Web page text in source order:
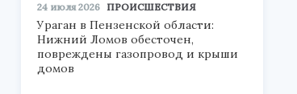
24 июля 2026 ПРОИСШЕСТВИЯ
Ураган в Пензенской области:
Нижний Ломов обесточен,
повреждены газопровод и крыши
домов